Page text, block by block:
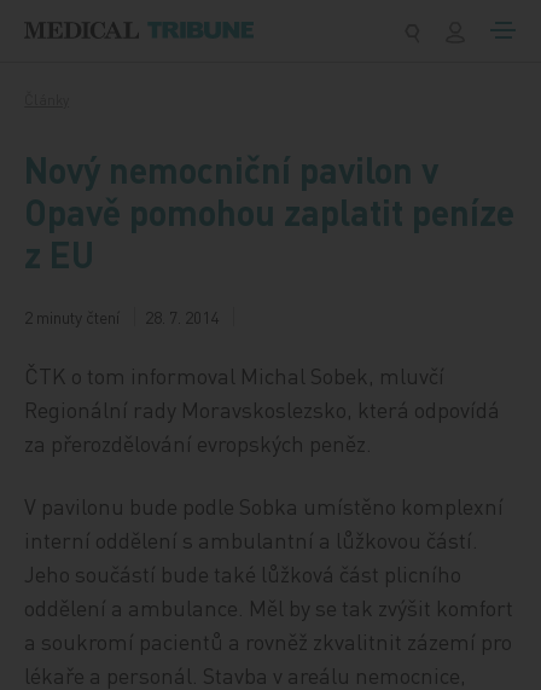
Nový nemocniční pavilon v
Opavě pomohou zaplatit peníze
z EU
2 minuty čtení 28. 7. 2014
ČTK o tom informoval Michal Sobek, mluvčí
Regionální rady Moravskoslezsko, která odpovídá
za přerozdělování evropských peněz.
V pavilonu bude podle Sobka umístěno komplexní
interní oddělení s ambulantní a lůžkovou částí.
Jeho součástí bude také lůžková část plicního
oddělení a ambulance. Měl by se tak zvýšit komfort
a soukromí pacientů a rovněž zkvalitnit zázemí pro
lékaře a personál. Stavba v areálu nemocnice,